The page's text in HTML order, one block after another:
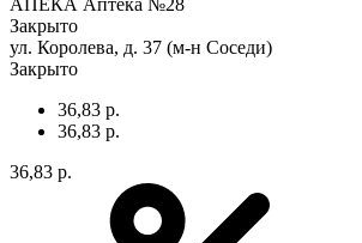
Закрыто
ул. Королева, д. 37 (м-н Соседи)
Закрыто
36,83 р.
36,83 р.
36,83 р.